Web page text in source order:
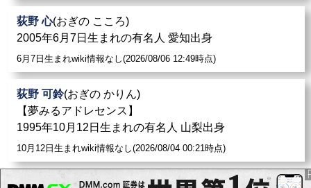
荻野 心(おぎの こころ)
2005年6月7日生まれの有名人 愛知出身
6月7日生まれwiki情報なし(2026/08/06 12:49時点)
荻野 可鈴(おぎの かりん)
【夢みるアドレセンス】
1995年10月12日生まれの有名人 山梨出身
10月12日生まれwiki情報なし(2026/08/04 00:21時点)